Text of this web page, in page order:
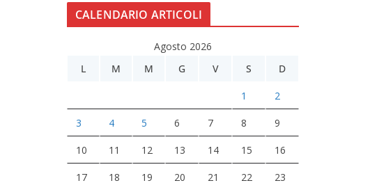
CALENDARIO ARTICOLI
Agosto 2026
L
M M G V S D
1 2
3 4 5 6 7 8 9
10 11 12 13 14 15 16
17 18 19 20 21 22 23